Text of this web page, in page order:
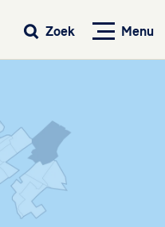
Menu
Zoek